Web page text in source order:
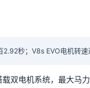
2.92秒；V8s EVO电机转
双电机系统，最大马